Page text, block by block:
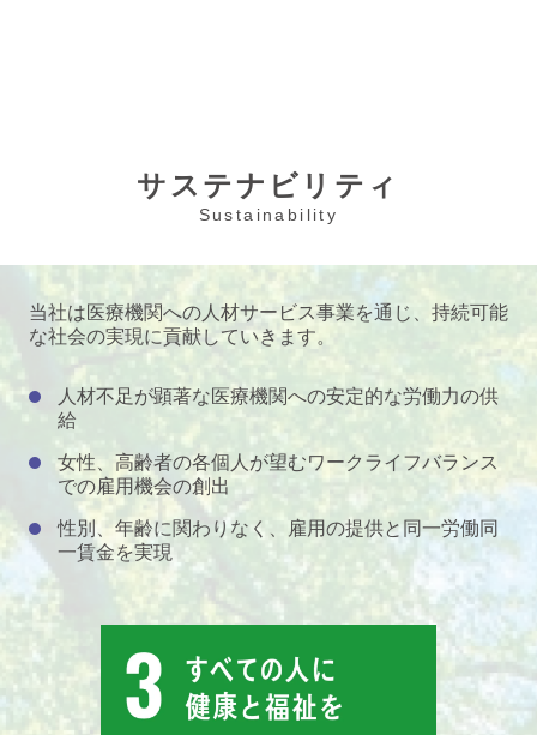
サステナビリティ
Sustainability
当社は医療機関への人材サービス事業を通じ、持続可能
な社会の実現に貢献していきます。
人材不足が顕著な医療機関への安定的な労働力の供
給
女性、高齢者の各個人が望むワークライフバランス
での雇用機会の創出
性別、年齢に関わりなく、雇用の提供と同一労働同
一賃金を実現